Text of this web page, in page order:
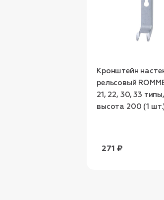
Кронштейн
рельсовый
21, 22, 30, 33 типы,
высота 200 (1
271 ₽